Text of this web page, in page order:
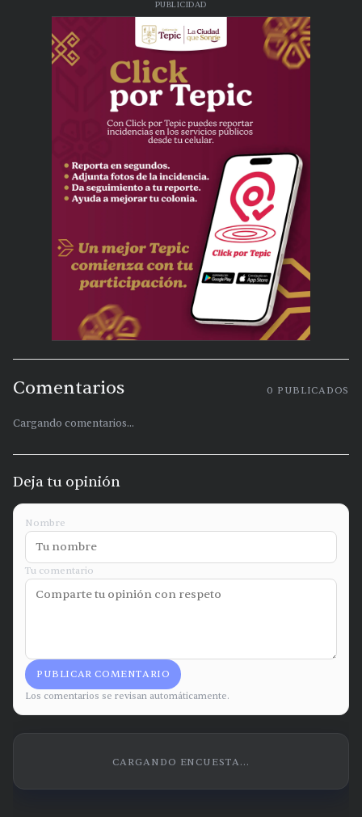
PUBLICIDAD
Comentarios 0 PUBLICADOS
Cargando comentarios...
Deja tu opinión
Nombre
Tu comentario
PUBLICAR COMENTARIO
Los comentarios se revisan automáticamente.
CARGANDO ENCUESTA...